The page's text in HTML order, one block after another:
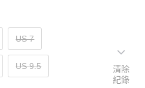
US 7
US 9.5
清除
紀錄